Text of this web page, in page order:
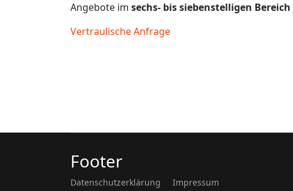
Angebote im sechs- bis siebenstelligen Bereich
Vertraulische Anfrage
Footer
Datenschutzerklärung
Impressum